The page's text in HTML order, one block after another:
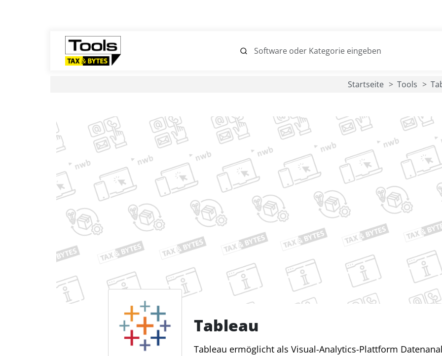
Startseite Tools
Tableau
Tableau ermöglicht als Visual-Analytics-Plattform